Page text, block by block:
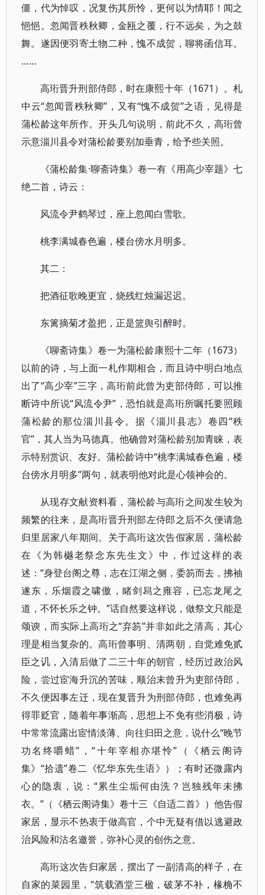
僵，代为悼叹，况复伤其所怜，更何以为情耶！闻之
悒悒。忽闻晋秩秋卿，金瓯之覆，行不远矣，为之鼓
舞。遂因便羽寄土物二种，愧不成贺，聊将函信耳。
……
高珩晋升刑部侍郎，时在康熙十年（1671）。札
中云“忽闻晋秩秋卿”，又有“愧不成贺”之语，见得是
蒲松龄这年所作。开头几句说明，前此不久，高珩曾
示意淄川县令对蒲松龄要别加垂青，给予些关照。
《蒲松龄集·聊斋诗集》卷一有《用高少宰题》七
绝二首，诗云：
风流令尹鹤琴过，座上忽闻白雪歌。
桃李满城春色遍，楼台傍水月明多。
其二：
把酒征歌晚更宜，烧残红烛漏迟迟。
东篱摘菊才盈把，正是篮舆引醉时。
《聊斋诗集》卷一为蒲松龄康熙十二年（1673）
以前的诗，与上面一札作期相合，而且诗中明白地点
出了“高少宰”三字，高珩前此曾为吏部侍郎，可以推
断诗中所说“风流令尹”，恐怕就是高珩所嘱托要照顾
蒲松龄的那位淄川县令。据《淄川县志》卷四“秩
官”，其人当为马德真。他确曾对蒲松龄别加青睐，表
示特别赏识、友好。蒲松龄诗中“桃李满城春色遍，楼
台傍水月明多”两句，就表明他对此是心领神会的。
从现存文献资料看，蒲松龄与高珩之间发生较为
频繁的往来，是高珩晋升刑部左侍郎之后不久便请急
归里居家八年期间。关于高珩这次告假家居，蒲松龄
在《为韩樾老祭念东先生文》中，作过这样的表
述：“身登台阁之尊，志在江湖之侧，委笏而去，拂袖
遂东，乐烟霞之啸傲，睹剑舄之雍容，已忘龙尾之
道，不怀长乐之钟。”话自然要这样说，做祭文只能是
颂谀，而实际上高珩之“弃笏”并非如此之清高，其心
理是相当复杂的。高珩曾事明、清两朝，自觉难免贰
臣之讥，入清后做了二三十年的朝官，经历过政治风
险，尝过宦海升沉的苦味，顺治末曾升为吏部侍郎，
不久便因事左迁，现在复晋升为刑部侍郎，也难免再
得罪贬官，随着年事渐高，思想上不免有些消极，诗
中常常流露出宦情淡薄、向往归田之意，说什么“晚节
功名终嚼蜡”，“十年宰相亦堪怜”（《栖云阁诗
集》“拾遗”卷二《忆华东先生语》）；有时还微露内
心的隐衷，说：“累生尘垢何由洗？岂独残年未拂
衣。”（《栖云阁诗集》卷十三《自适二首》）他告假
家居，显示不热衷于做高官，个中无疑有借以逃避政
治风险和沽名邀誉，弥补心灵的创伤之意。
高珩这次告归家居，摆出了一副清高的样子，在
自家的菜园里，“筑载酒堂三楹，破茅不补，椽桷不